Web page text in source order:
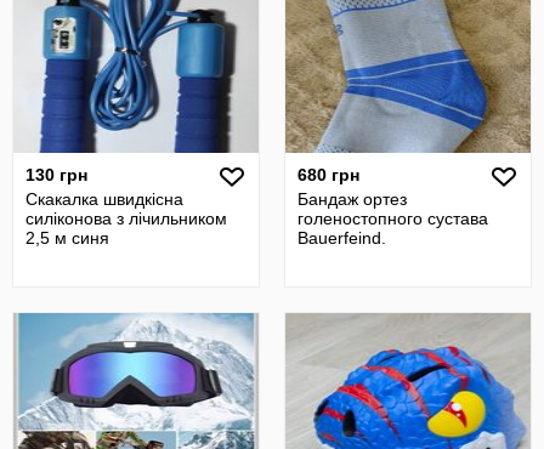
130 грн
Скакалка швидкісна
силіконова з лічильником
2,5 м синя
680 грн
Бандаж ортез
голеностопного сустава
Bauerfeind.